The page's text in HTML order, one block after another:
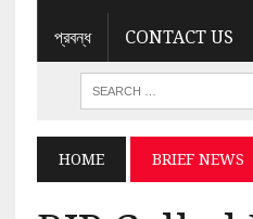
প্রবন্ধ CONTACT US
HOME BRIEF NEWS